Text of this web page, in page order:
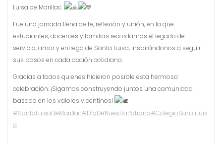
Luisa de Marillac.
Fue una jornada llena de fe, reflexión y unión, en la que
estudiantes, docentes y familias recordamos el legado de
servicio, amor y entrega de Santa Luisa, inspirándonos a seguir
sus pasos en cada acción cotidiana.
Gracias a todos quienes hicieron posible esta hermosa
celebración. ¡Sigamos construyendo juntos una comunidad
basada en los valores vicentinos!
#SantaLuisaDeMarillac#DíaDeNuestraPatrona#ColegioSantaLuis
a